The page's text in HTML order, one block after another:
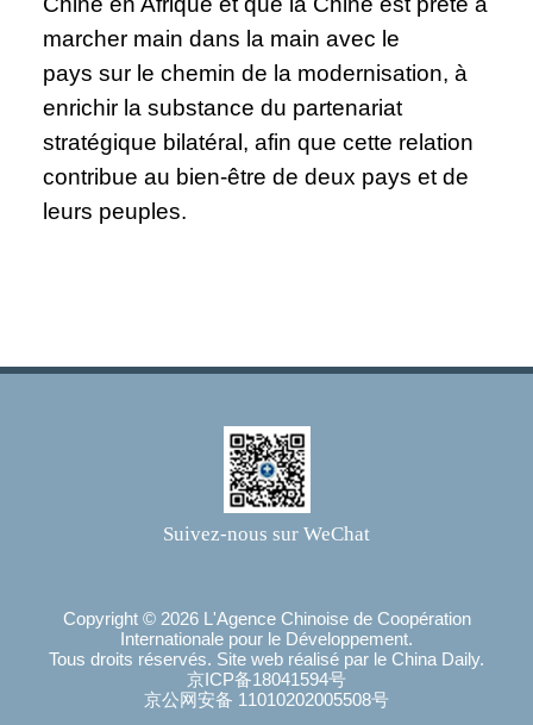
marcher main dans la main avec le
pays sur le chemin de la modernisation, à
enrichir la substance du partenariat
stratégique bilatéral, afin que cette relation
contribue au bien-être de deux pays et de
leurs peuples.
Suivez-nous sur WeChat
Copyright © 2026 L'Agence Chinoise de Coopération
Internationale pour le Développement.
Tous droits réservés. Site web réalisé par le China Daily.
京ICP备18041594号
京公网安备 11010202005508号